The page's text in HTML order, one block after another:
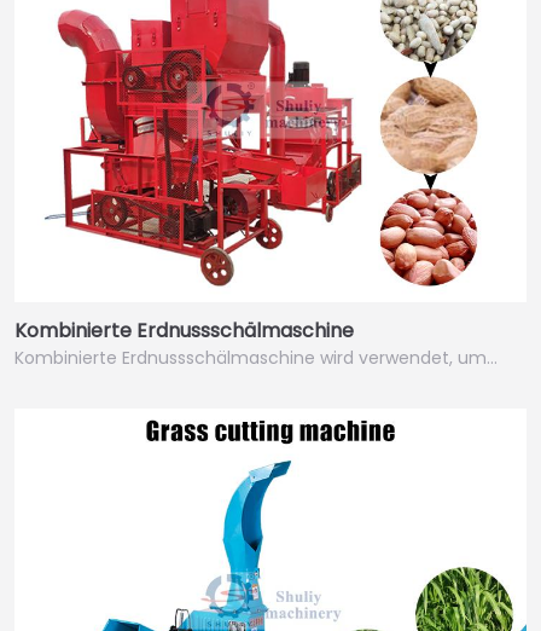
Kombinierte Erdnussschälmaschine
Kombinierte Erdnussschälmaschine wird verwendet, um…